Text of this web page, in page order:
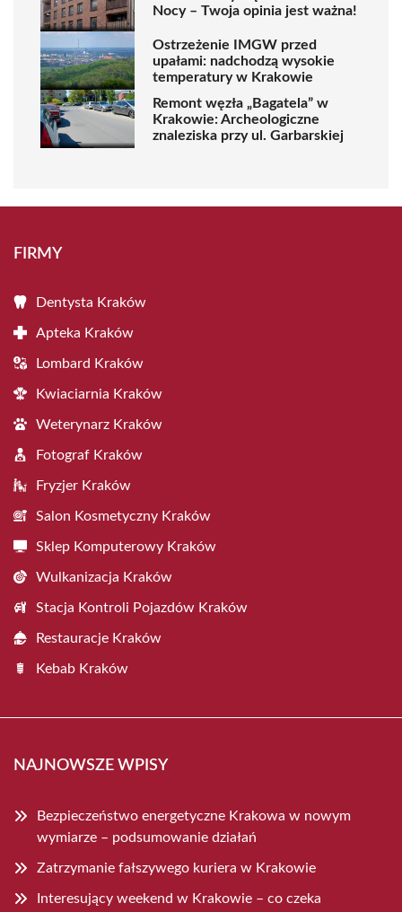
Nocy – Twoja opinia jest ważna!
Ostrzeżenie IMGW przed
upałami: nadchodzą wysokie
temperatury w Krakowie
Remont węzła „Bagatela” w
Krakowie: Archeologiczne
znaleziska przy ul. Garbarskiej
FIRMY
Dentysta Kraków
Apteka Kraków
Lombard Kraków
Kwiaciarnia Kraków
Weterynarz Kraków
Fotograf Kraków
Fryzjer Kraków
Salon Kosmetyczny Kraków
Sklep Komputerowy Kraków
Wulkanizacja Kraków
Stacja Kontroli Pojazdów Kraków
Restauracje Kraków
Kebab Kraków
NAJNOWSZE WPISY
Bezpieczeństwo energetyczne Krakowa w nowym
wymiarze – podsumowanie działań
Zatrzymanie fałszywego kuriera w Krakowie
Interesujący weekend w Krakowie – co czeka